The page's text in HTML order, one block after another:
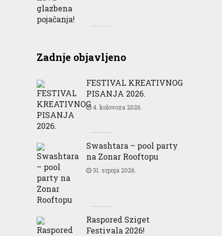
Zadnje objavljeno
FESTIVAL KREATIVNOG
PISANJA 2026.
4. kolovoza 2026.
Swashtara – pool party
na Zonar Rooftopu
31. srpnja 2026.
Raspored Sziget
Festivala 2026!